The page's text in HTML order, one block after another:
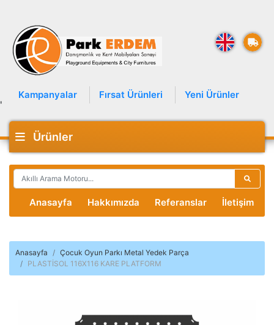
Kampanyalar Fırsat Ürünleri Yeni Ürünler
'
Ürünler
Anasayfa Hakkımızda Referanslar İletişim
Anasayfa
Çocuk Oyun Parkı Metal Yedek Parça
PLASTİSOL 116X116 KARE PLATFORM